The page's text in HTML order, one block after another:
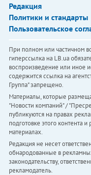
Редакция
Политики и стандарты
Пользовательское
При полном или частичном
гиперссылка на LB.ua
воспроизведение или иное
содержится ссылка на
Группа" запрещено.
Материалы, которые
"Новости компаний" /
публикуются на правах
подготовке этого контента
материалах.
Редакция не несет
обнародованные в
законодательству,
рекламодатель.